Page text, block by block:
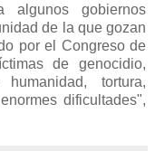
gobiernos
de la que gozan
por el Congreso de
de genocidio,
tortura,
dificultades",